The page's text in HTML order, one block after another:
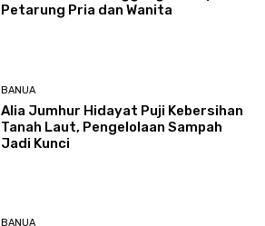
Petarung Pria dan Wanita
BANUA
Alia Jumhur Hidayat Puji Kebersihan
Tanah Laut, Pengelolaan Sampah
Jadi Kunci
BANUA